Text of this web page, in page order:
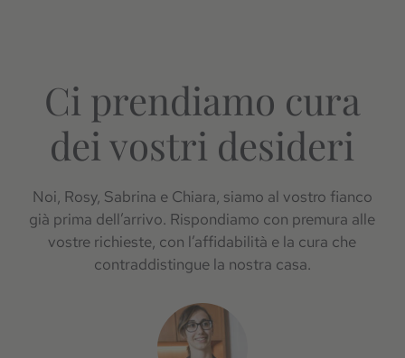
Ci prendiamo cura
dei vostri desideri
Noi, Rosy, Sabrina e Chiara, siamo al vostro fianco
già prima dell’arrivo. Rispondiamo con premura alle
vostre richieste, con l’affidabilità e la cura che
contraddistingue la nostra casa.